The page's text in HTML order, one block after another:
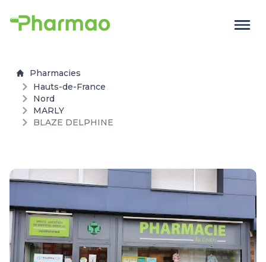
Pharmacies
Hauts-de-France
Nord
MARLY
BLAZE DELPHINE